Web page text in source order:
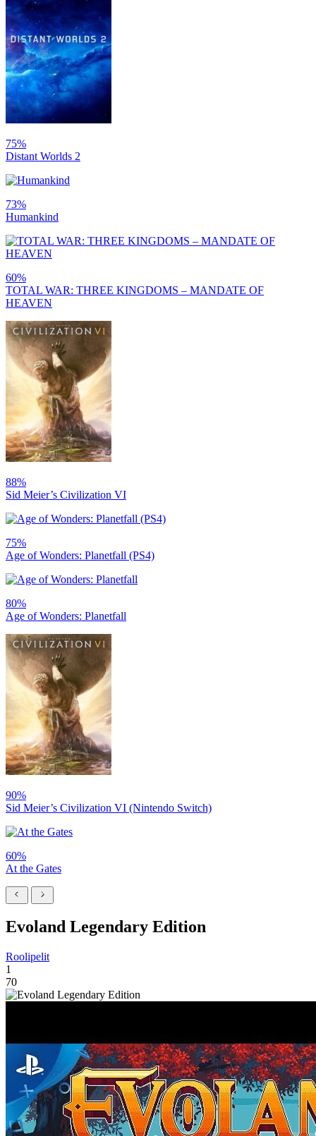
75%
Distant Worlds 2
73%
Humankind
60%
TOTAL WAR: THREE KINGDOMS – MANDATE OF
HEAVEN
88%
Sid Meier’s Civilization VI
75%
Age of Wonders: Planetfall (PS4)
80%
Age of Wonders: Planetfall
90%
Sid Meier’s Civilization VI (Nintendo Switch)
60%
At the Gates
Evoland Legendary Edition
Roolipelit
1
70